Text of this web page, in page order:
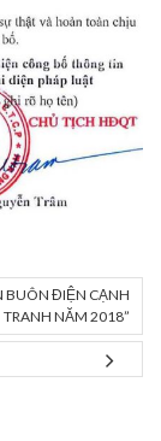
BUÔN ĐIỆN CẠNH
TRANH NĂM 2018”